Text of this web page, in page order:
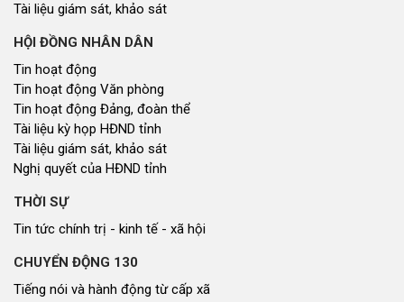
Tài liệu giám sát, khảo sát
HỘI ĐỒNG NHÂN DÂN
Tin hoạt động
Tin hoạt động Văn phòng
Tin hoạt động Đảng, đoàn thể
Tài liệu kỳ họp HĐND tỉnh
Tài liệu giám sát, khảo sát
Nghị quyết của HĐND tỉnh
THỜI SỰ
Tin tức chính trị - kinh tế - xã hội
CHUYỂN ĐỘNG 130
Tiếng nói và hành động từ cấp xã